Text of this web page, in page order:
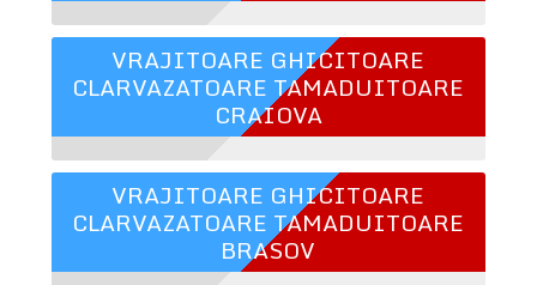
VRAJITOARE GHICITOARE
CLARVAZATOARE TAMADUITOARE
CRAIOVA
VRAJITOARE GHICITOARE
CLARVAZATOARE TAMADUITOARE
BRASOV